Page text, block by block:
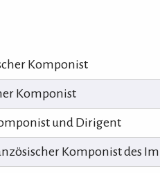
Komponist
Komponist
und Dirigent
Komponist des